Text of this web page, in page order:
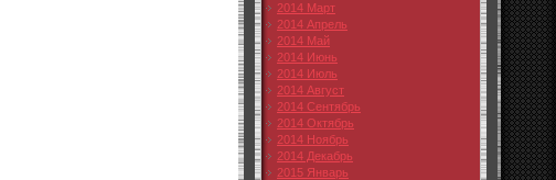
2014 Март
2014 Апрель
2014 Май
2014 Июнь
2014 Июль
2014 Август
2014 Сентябрь
2014 Октябрь
2014 Ноябрь
2014 Декабрь
2015 Январь